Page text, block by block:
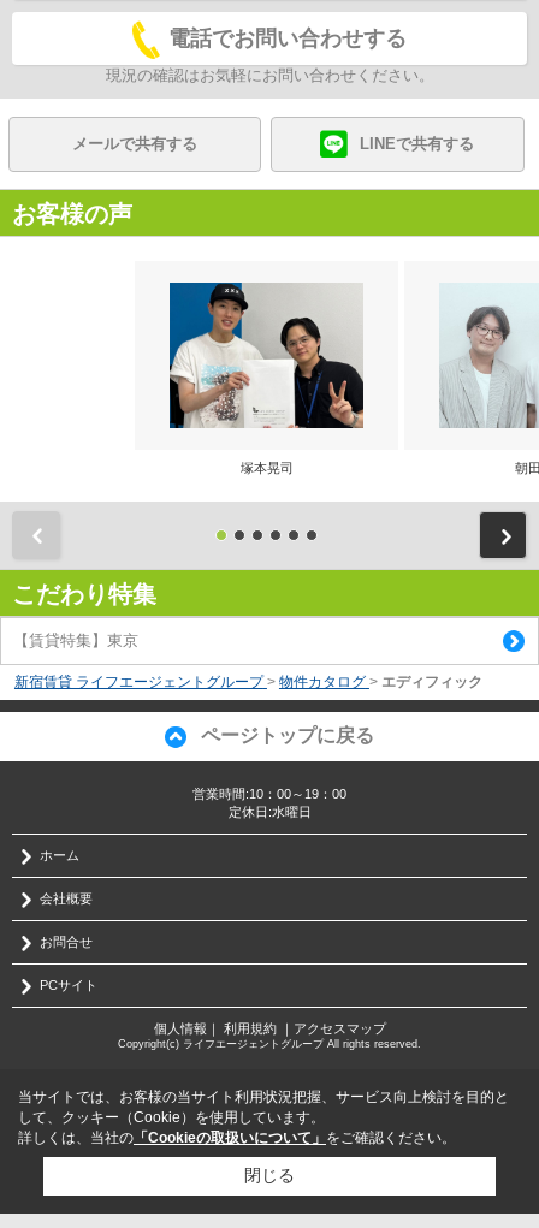
電話でお問い合わせする
現況の確認はお気軽にお問い合わせください。
メールで共有する LINEで共有する
お客様の声
塚本晃司 朝
こだわり特集
【賃貸特集】東京
新宿賃貸 ライフエージェントグループ > 物件カタログ > エディフィック
ページトップに戻る
営業時間:10：00～19：00
定休日:水曜日
ホーム
会社概要
お問合せ
PCサイト
個人情報 利用規約｜ アクセスマップ
Copyright(c) ライフエージェントグループ All rights reserved.
当サイトでは、お客様の当サイト利用状況把握、サービス向上検討を目的と
して、クッキー（Cookie）を使用しています。
詳しくは、当社の 「Cookieの取扱いについて」 をご確認ください。
閉じる